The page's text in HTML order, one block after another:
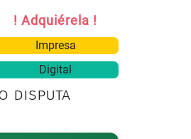
! Adquiérela !
Impresa
Digital
disputa